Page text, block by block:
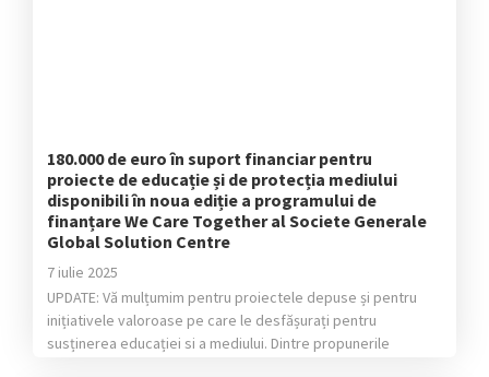
180.000 de euro în suport financiar pentru
proiecte de educație și de protecția mediului
disponibili în noua ediție a programului de
finanțare We Care Together al Societe Generale
Global Solution Centre
7 iulie 2025
UPDATE: Vă mulțumim pentru proiectele depuse și pentru
inițiativele valoroase pe care le desfășurați pentru
susținerea educației si a mediului. Dintre propunerile